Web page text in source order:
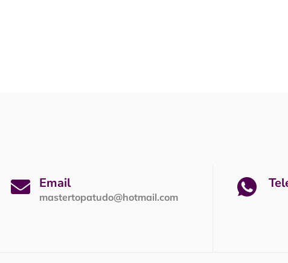
Email
mastertopatudo@hotmail.com